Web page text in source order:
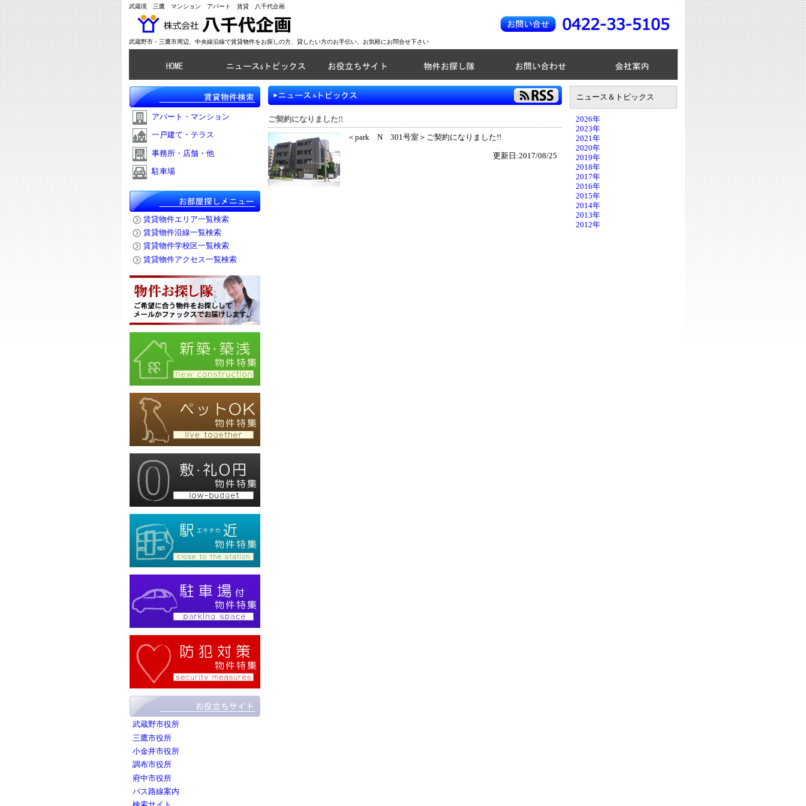
武蔵境 三鷹 マンション アパート 賃貸 八千代企画
武蔵野市・三鷹市周辺、中央線沿線で賃貸物件をお探しの方、貸したい方のお手伝い、お気軽にお問合せ下さい
アパート・マンション
一戸建て・テラス
事務所・店舗・他
駐車場
賃貸物件エリア一覧検索
賃貸物件沿線一覧検索
賃貸物件学校区一覧検索
賃貸物件アクセス一覧検索
武蔵野市役所
三鷹市役所
小金井市役所
調布市役所
府中市役所
バス路線案内
ニュース＆トピックス
2026年
2023年
2021年
2020年
2019年
2018年
2017年
2016年
2015年
2014年
2013年
2012年
ご契約になりました!!
＜park N 301号室＞ご契約になりました!!
更新日:2017/08/25